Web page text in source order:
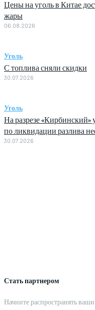
Стать партнером
Начните распространять
Цены на уголь в Китае
жары
06.08.2026
Уголь
С топлива сняли скидки
30.07.2026
Уголь
На разрезе
по ликвидации разлива
30.07.2026